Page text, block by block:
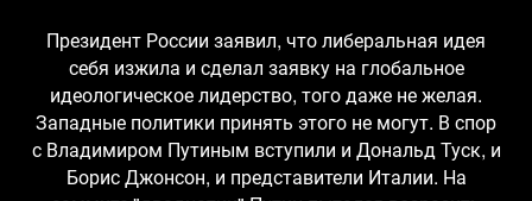
Президент России заявил, что либеральная идея
себя изжила и сделал заявку на глобальное
идеологическое лидерство, того даже не желая.
Западные политики принять этого не могут. В спор
с Владимиром Путиным вступили и Дональд Туск, и
Борис Джонсон, и представители Италии. На